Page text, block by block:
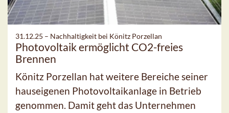
31.12.25 – Nachhaltigkeit bei Könitz Porzellan
Photovoltaik ermöglicht CO2-freies
Brennen
Könitz Porzellan hat weitere Bereiche seiner
hauseigenen Photovoltaikanlage in Betrieb
genommen. Damit geht das Unternehmen